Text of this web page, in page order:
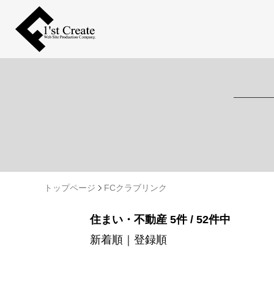
トップページ FCクラブリンク
住まい・不動産 5件 / 52件中
新着順
登録順